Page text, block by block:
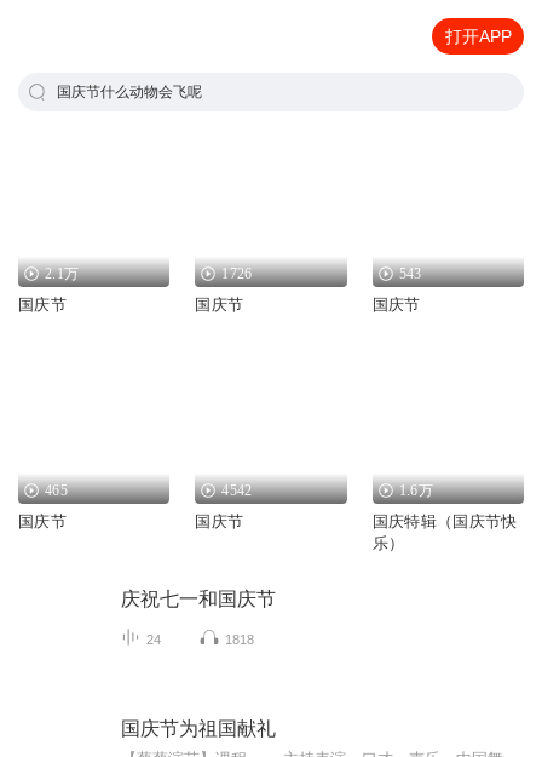
打开APP
国庆节什么动物会飞呢
2.1万
国庆节
1726
国庆节
543
国庆节
465
国庆节
4542
国庆节
1.6万
国庆特辑（国庆节快
乐）
庆祝七一和国庆节
24 1818
国庆节为祖国献礼